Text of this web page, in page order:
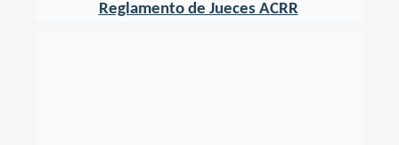
Reglamento de Jueces ACRR